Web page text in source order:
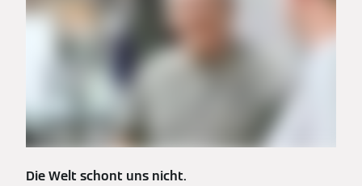
Die Welt schont uns nicht.